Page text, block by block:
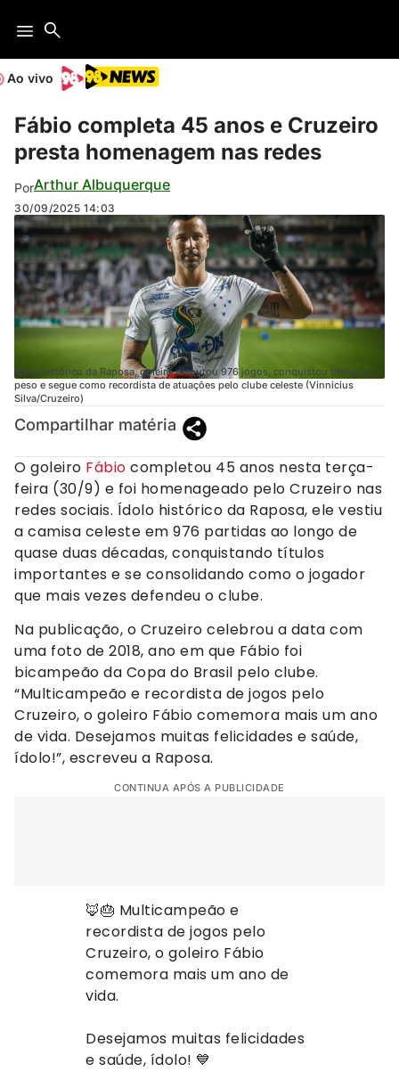
Ao vivo
Fábio completa 45 anos e Cruzeiro
presta homenagem nas redes
PorArthur Albuquerque
30/09/2025 14:03
Ídolo histórico da Raposa, goleiro disputou 976 jogos, conquistou títulos de
peso e segue como recordista de atuações pelo clube celeste (Vinnicius
Silva/Cruzeiro)
Compartilhar matéria
O goleiro Fábio completou 45 anos nesta terça-
feira (30/9) e foi homenageado pelo Cruzeiro nas
redes sociais. Ídolo histórico da Raposa, ele vestiu
a camisa celeste em 976 partidas ao longo de
quase duas décadas, conquistando títulos
importantes e se consolidando como o jogador
que mais vezes defendeu o clube.
Na publicação, o Cruzeiro celebrou a data com
uma foto de 2018, ano em que Fábio foi
bicampeão da Copa do Brasil pelo clube.
“Multicampeão e recordista de jogos pelo
Cruzeiro, o goleiro Fábio comemora mais um ano
de vida. Desejamos muitas felicidades e saúde,
ídolo!”, escreveu a Raposa.
CONTINUA APÓS A PUBLICIDADE
🦊🎂 Multicampeão e
recordista de jogos pelo
Cruzeiro, o goleiro Fábio
comemora mais um ano de
vida.
Desejamos muitas felicidades
e saúde, ídolo! 💙